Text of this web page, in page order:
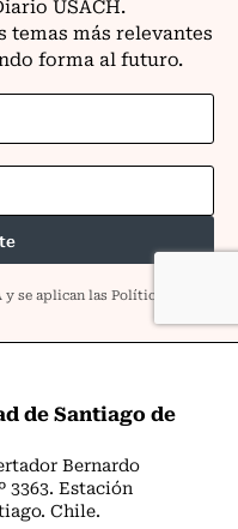
de Santiago de
Bernardo
3363. Estación
Chile.